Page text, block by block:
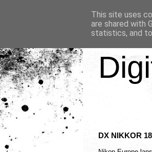
DX NIKKOR
This site uses
are shared with
statistics, and